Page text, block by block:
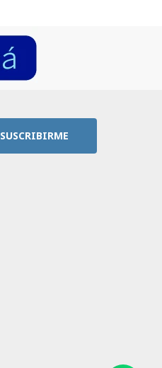
SUSCRIBIRME